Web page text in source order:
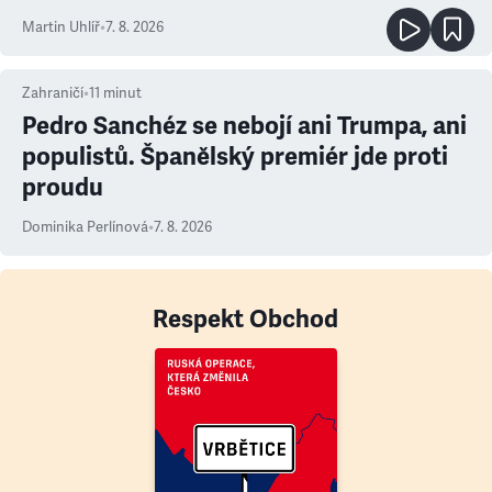
Martin Uhlíř•7. 8. 2026
Zahraničí•11 minut
Pedro Sanchéz se nebojí ani Trumpa, ani
populistů. Španělský premiér jde proti
proudu
Dominika Perlínová•7. 8. 2026
Respekt Obchod